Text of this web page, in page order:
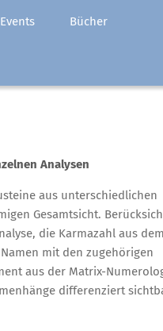
Bücher
Analysen
aus unterschiedlichen
Gesamtsicht.
die Karmazahl aus dem
mit den zugehörigen
aus der Matrix-
differenziert